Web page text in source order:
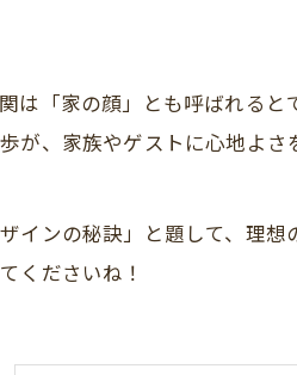
は「家の顔」とも呼ばれる
が、家族やゲストに心地よ
インの秘訣」と題して、理
くださいね！